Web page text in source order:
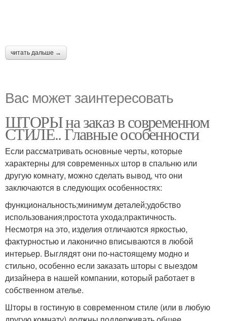
читать дальше →
Вас может заинтересовать
ШТОРЫ на заказ в современном
СТИЛЕ.. Главные особенности
Если рассматривать основные черты, которые
характерны для современных штор в спальню или
другую комнату, можно сделать вывод, что они
заключаются в следующих особенностях:
функциональность;минимум деталей;удобство
использования;простота ухода;практичность.
Несмотря на это, изделия отличаются яркостью,
фактурностью и лаконично вписываются в любой
интерьер. Выглядят они по-настоящему модно и
стильно, особенно если заказать шторы с выездом
дизайнера в нашей компании, который работает в
собственном ателье.
Шторы в гостиную в современном стиле (или в любую